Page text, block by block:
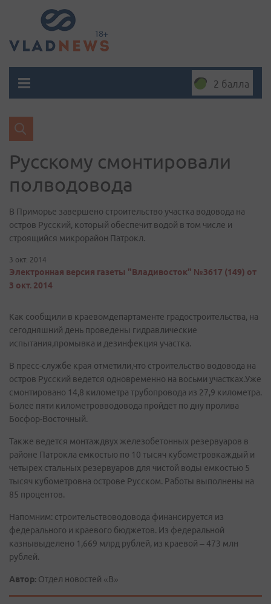
2 балла
Русскому смонтировали
полводовода
В Приморье завершено строительство участка водовода на
остров Русский, который обеспечит водой в том числе и
строящийся микрорайон Патрокл.
3 окт. 2014
Электронная версия газеты "Владивосток" №3617 (149) от
3 окт. 2014
Как сообщили в краевомдепартаменте градостроительства, на
сегодняшний день проведены гидравлические
испытания,промывка и дезинфекция участка.
В пресс-службе края отметили,что строительство водовода на
остров Русский ведется одновременно на восьми участках.Уже
смонтировано 14,8 километра трубопровода из 27,9 километра.
Более пяти километровводовода пройдет по дну пролива
Босфор-Восточный.
Также ведется монтаждвух железобетонных резервуаров в
районе Патрокла емкостью по 10 тысяч кубометровкаждый и
четырех стальных резервуаров для чистой воды емкостью 5
тысяч кубометровна острове Русском. Работы выполнены на
85 процентов.
Напомним: строительствоводовода финансируется из
федерального и краевого бюджетов. Из федеральной
казнывыделено 1,669 млрд рублей, из краевой – 473 млн
рублей.
Автор: Отдел новостей «В»